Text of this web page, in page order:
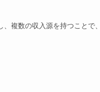
複数の収入源を持つことで、